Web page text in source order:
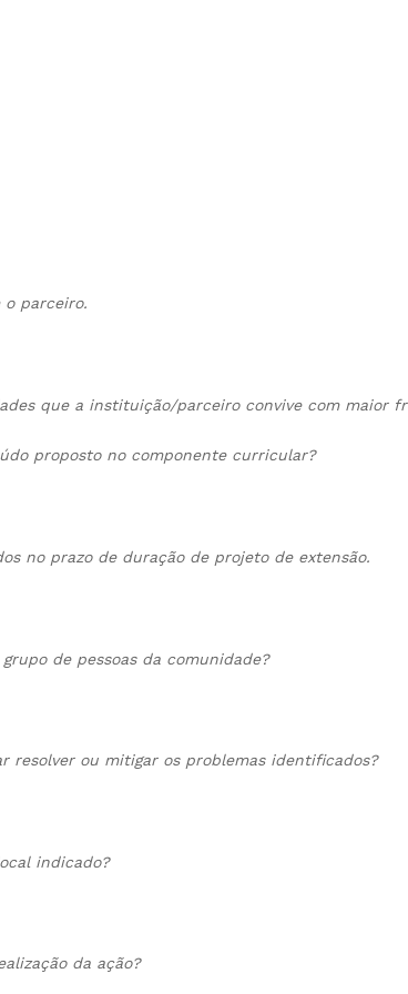
o parceiro.
que a instituição/parceiro convive com maior
proposto no componente curricular?
no prazo de duração de projeto de extensão.
de pessoas da comunidade?
resolver ou mitigar os problemas identificados?
indicado?
da ação?